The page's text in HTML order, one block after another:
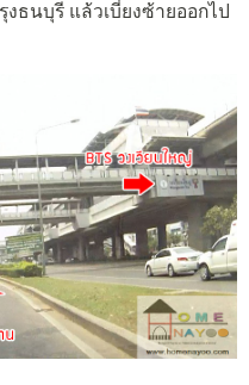
ธนบุรี แล้วเบี่ยงซ้ายออกไป